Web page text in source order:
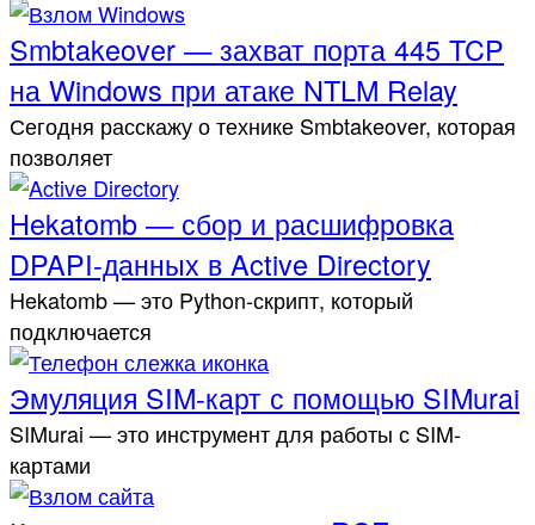
Smbtakeover — захват порта 445 TCP
на Windows при атаке NTLM Relay
Сегодня расскажу о технике Smbtakeover, которая
позволяет
Hekatomb — сбор и расшифровка
DPAPI-данных в Active Directory
Hekatomb — это Python-скрипт, который
подключается
Эмуляция SIM-карт с помощью SIMurai
SIMurai — это инструмент для работы с SIM-
картами